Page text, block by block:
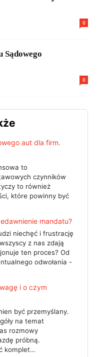
0
Sądowego
0
aut dla firm.
to
czynników
to również
które powinny być
mandatu?
niechęć i frustrację
z nas zdają
ten proces? Od
odwołania -
i o czym
być przemyślany.
na temat
rozmowy
próbną.
komplet…